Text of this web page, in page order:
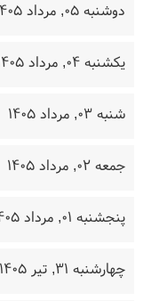
دوشنبه ۰۵, مرداد ۱۴۰۵
یکشنبه ۰۴, مرداد ۱۴۰۵
شنبه ۰۳, مرداد ۱۴۰۵
جمعه ۰۲, مرداد ۱۴۰۵
پنجشنبه ۰۱, مرداد ۱۴۰۵
چهارشنبه ۳۱, تیر ۱۴۰۵